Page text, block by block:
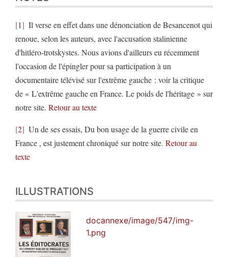
1
Il verse en effet dans une dénonciation de Besancenot qui
renoue, selon les auteurs, avec l'accusation stalinienne
d'hitléro-trotskystes. Nous avions d'ailleurs eu récemment
l'occasion de l'épingler pour sa participation à un
documentaire télévisé sur l'extrême gauche : voir la critique
de « L'extrême gauche en France. Le poids de l'héritage » sur
notre site. Retour au texte
2
Un de ses essais, Du bon usage de la guerre civile en
France , est justement chroniqué sur notre site. Retour au
texte
ILLUSTRATIONS
docannexe/image/547/img-
1.png